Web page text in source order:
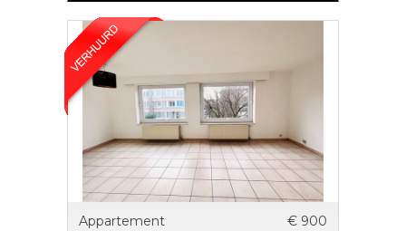
Appartement € 900